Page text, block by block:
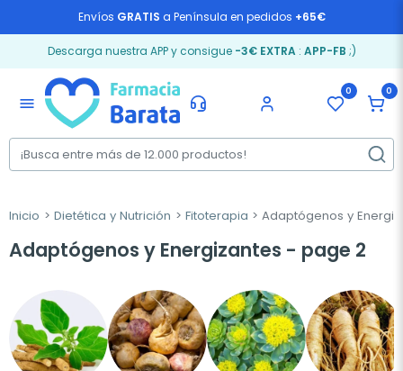
Envíos GRATIS a Península en pedidos +65€
Descarga nuestra APP y consigue -3€ EXTRA: APP-FB ;)
menu
0 0
Inicio Dietética y Nutrición Fitoterapia Adaptógenos y
Adaptógenos y Energizantes - page 2